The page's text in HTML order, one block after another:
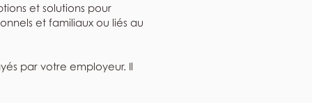
et solutions pour
et familiaux ou liés au
par votre employeur. Il